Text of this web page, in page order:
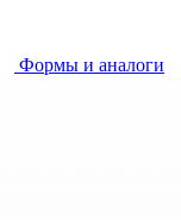
Формы и аналоги